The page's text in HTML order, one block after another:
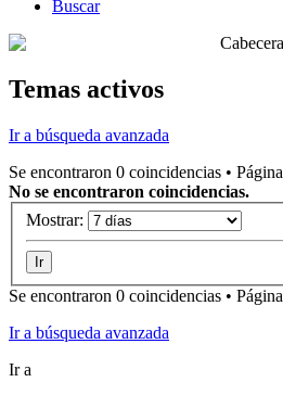
Buscar
Temas activos
Ir a búsqueda avanzada
Se encontraron 0 coincidencias • Página
No se encontraron coincidencias.
Mostrar:
Se encontraron 0 coincidencias • Página
Ir a búsqueda avanzada
Ir a